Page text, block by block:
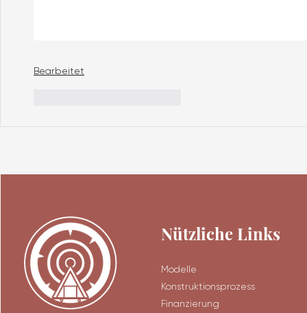
Bearbeitet
Nützliche Links
Modelle
Konstruktionsprozess
Finanzierung